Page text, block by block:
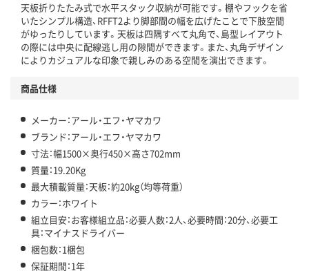
天板折りたたみ式で水平スタック収納が可能です。棚やフックを省
いたシンプル構造、RFFT2より脚部間の幅を広げたことで下肢空間
がゆったりしています。天板は四隅すべて丸角で、島型レイアウト
の際には中央に配線逃し用の隙間ができます。また、丸角デザイン
によりカジュアルな印象で親しみのある空間を演出できます。
商品仕様
メーカー：アール・エフ・ヤマカワ
ブランド：アール・エフ・ヤマカワ
寸法：幅1500×奥行450×高さ702mm
質量：19.20Kg
最大積載質量：天板：約20kg（均等荷重）
カラー：ホワイト
組立目安：お客様組立品：必要人数：2人、必要時間：20分、必要工
具：マイナスドライバー
梱包数：1梱包
保証期間：1年